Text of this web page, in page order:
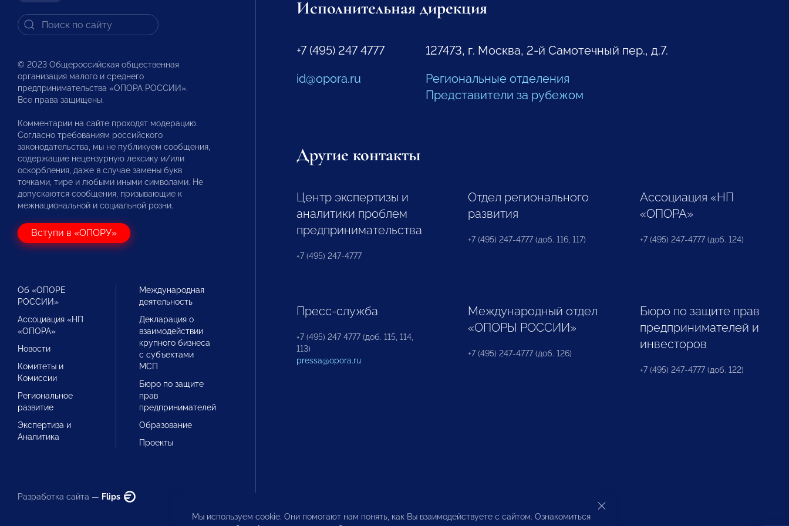
© 2023 Общероссийская общественная
организация малого и среднего
предпринимательства «ОПОРА РОССИИ».
Все права защищены.
Комментарии на сайте проходят модерацию.
Согласно требованиям российского
законодательства, мы не публикуем сообщения,
содержащие нецензурную лексику и/или
оскорбления, даже в случае замены букв
точками, тире и любыми иными символами. Не
допускаются сообщения, призывающие к
межнациональной и социальной розни.
Вступи в «ОПОРУ»
Об «ОПОРЕ
РОССИИ»
Ассоциация «НП
«ОПОРА»
Новости
Комитеты и
Комиссии
Региональное
развитие
Экспертиза и
Аналитика
Международная
деятельность
Декларация о
взаимодействии
крупного бизнеса
с субъектами
МСП
Бюро по защите
прав
предпринимателей
Образование
Проекты
Разработка сайта — Flips
Исполнительная дирекция
+7 (495) 247 4777
id@opora.ru
127473, г. Москва, 2-й Самотечный пер., д.7.
Региональные отделения
Представители за рубежом
Другие контакты
Центр экспертизы и
аналитики проблем
предпринимательства
+7 (495) 247-4777
Отдел регионального
развития
+7 (495) 247-4777 (доб. 116, 117)
Ассоциация «НП
«ОПОРА»
+7 (495) 247-4777 (доб. 124)
Пресс-служба
+7 (495) 247 4777 (доб. 115, 114,
113)
pressa@opora.ru
Международный отдел
«ОПОРЫ РОССИИ»
+7 (495) 247-4777 (доб. 126)
Бюро по защите прав
предпринимателей и
инвесторов
+7 (495) 247-4777 (доб. 122)
Мы используем cookie. Они помогают нам понять, как Вы взаимодействуете с сайтом. Ознакомиться